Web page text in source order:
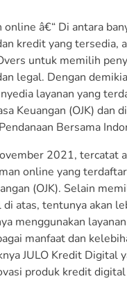
â€“ Di antara
kredit yang tersedia,
untuk memilih
legal. Dengan
layanan yang
Keuangan (OJK) dan
Bersama
2021, tercatat
online yang
(OJK). Selain
atas, tentunya akan
menggunakan
manfaat dan
JULO Kredit Digital
produk kredit